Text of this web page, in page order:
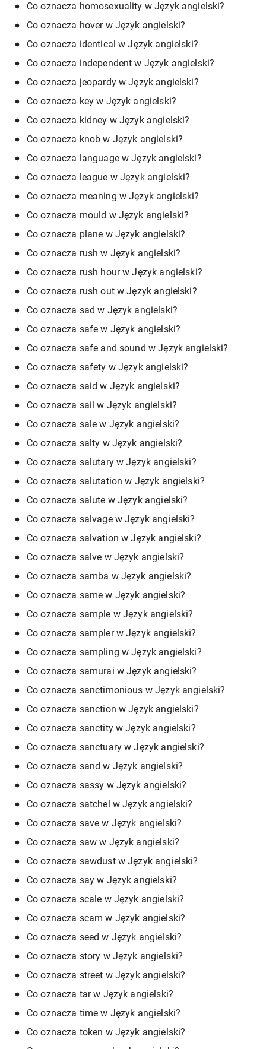
Co oznacza homosexuality w Język angielski?
Co oznacza hover w Język angielski?
Co oznacza identical w Język angielski?
Co oznacza independent w Język angielski?
Co oznacza jeopardy w Język angielski?
Co oznacza key w Język angielski?
Co oznacza kidney w Język angielski?
Co oznacza knob w Język angielski?
Co oznacza language w Język angielski?
Co oznacza league w Język angielski?
Co oznacza meaning w Język angielski?
Co oznacza mould w Język angielski?
Co oznacza plane w Język angielski?
Co oznacza rush w Język angielski?
Co oznacza rush hour w Język angielski?
Co oznacza rush out w Język angielski?
Co oznacza sad w Język angielski?
Co oznacza safe w Język angielski?
Co oznacza safe and sound w Język angielski?
Co oznacza safety w Język angielski?
Co oznacza said w Język angielski?
Co oznacza sail w Język angielski?
Co oznacza sale w Język angielski?
Co oznacza salty w Język angielski?
Co oznacza salutary w Język angielski?
Co oznacza salutation w Język angielski?
Co oznacza salute w Język angielski?
Co oznacza salvage w Język angielski?
Co oznacza salvation w Język angielski?
Co oznacza salve w Język angielski?
Co oznacza samba w Język angielski?
Co oznacza same w Język angielski?
Co oznacza sample w Język angielski?
Co oznacza sampler w Język angielski?
Co oznacza sampling w Język angielski?
Co oznacza samurai w Język angielski?
Co oznacza sanctimonious w Język angielski?
Co oznacza sanction w Język angielski?
Co oznacza sanctity w Język angielski?
Co oznacza sanctuary w Język angielski?
Co oznacza sand w Język angielski?
Co oznacza sassy w Język angielski?
Co oznacza satchel w Język angielski?
Co oznacza save w Język angielski?
Co oznacza saw w Język angielski?
Co oznacza sawdust w Język angielski?
Co oznacza say w Język angielski?
Co oznacza scale w Język angielski?
Co oznacza scam w Język angielski?
Co oznacza seed w Język angielski?
Co oznacza story w Język angielski?
Co oznacza street w Język angielski?
Co oznacza tar w Język angielski?
Co oznacza time w Język angielski?
Co oznacza token w Język angielski?